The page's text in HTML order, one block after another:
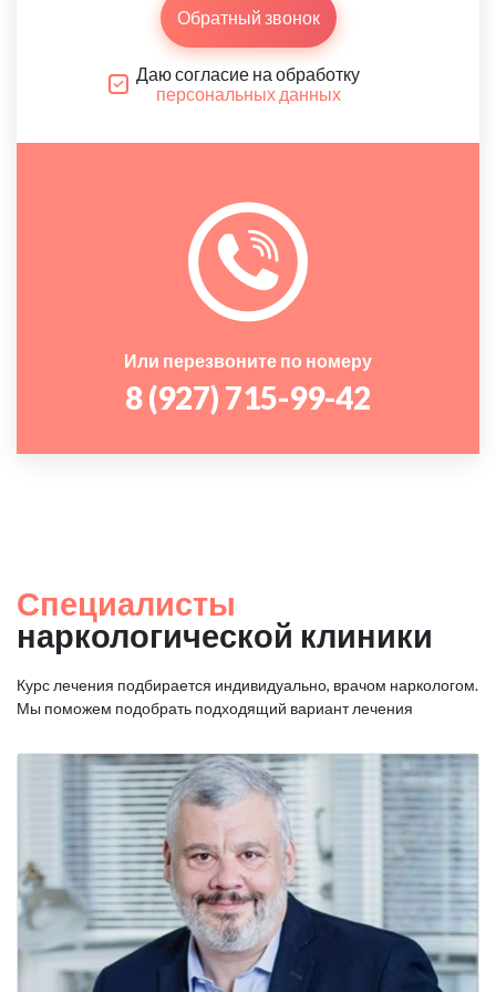
Обратный звонок
Даю согласие на обработку
персональных данных
Или перезвоните по номеру
8 (927) 715-99-42
Специалисты
наркологической клиники
Курс лечения подбирается индивидуально, врачом наркологом.
Мы поможем подобрать подходящий вариант лечения